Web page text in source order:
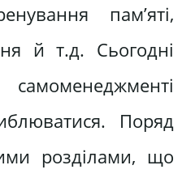
пам’яті,
й т.д. Сьогодні
Поряд
розділами, що